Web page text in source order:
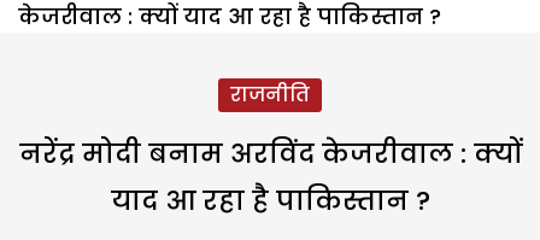
केजरीवाल : क्यों याद आ रहा है पाकिस्तान ?
राजनीति
नरेंद्र मोदी बनाम अरविंद केजरीवाल : क्यों
याद आ रहा है पाकिस्तान ?